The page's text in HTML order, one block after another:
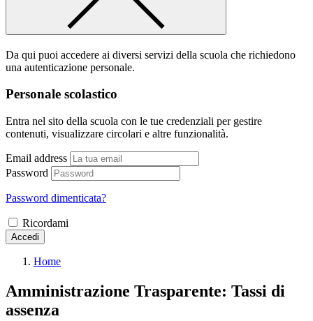
Da qui puoi accedere ai diversi servizi della scuola che richiedono
una autenticazione personale.
Personale scolastico
Entra nel sito della scuola con le tue credenziali per gestire
contenuti, visualizzare circolari e altre funzionalità.
Email address
Password
Password dimenticata?
Ricordami
Accedi
Home
Amministrazione Trasparente: Tassi di
assenza